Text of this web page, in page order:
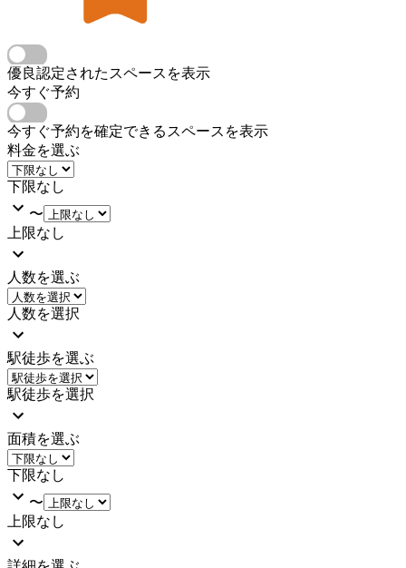
優良認定されたスペースを表示
今すぐ予約
今すぐ予約を確定できるスペースを表示
料金を選ぶ
下限なし
〜
上限なし
人数を選ぶ
人数を選択
駅徒歩を選ぶ
駅徒歩を選択
面積を選ぶ
下限なし
〜
上限なし